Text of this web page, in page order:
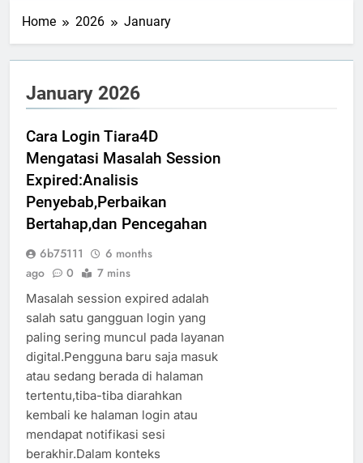
Home 2026 January
January 2026
Cara Login Tiara4D
Mengatasi Masalah Session
Expired:Analisis
Penyebab,Perbaikan
Bertahap,dan Pencegahan
6b75111
6 months
ago
0 7 mins
Masalah session expired adalah
salah satu gangguan login yang
paling sering muncul pada layanan
digital.Pengguna baru saja masuk
atau sedang berada di halaman
tertentu,tiba-tiba diarahkan
kembali ke halaman login atau
mendapat notifikasi sesi
berakhir.Dalam konteks